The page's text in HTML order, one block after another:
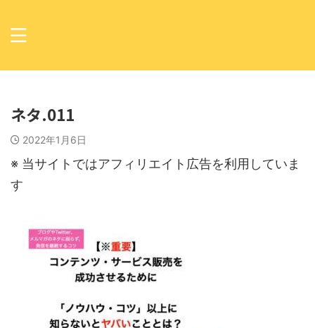
ネタ.011
2022年1月6日
※ 当サイトではアフィリエイト広告を利用していま
す